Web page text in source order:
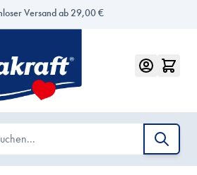
Versand ab 29,00 €